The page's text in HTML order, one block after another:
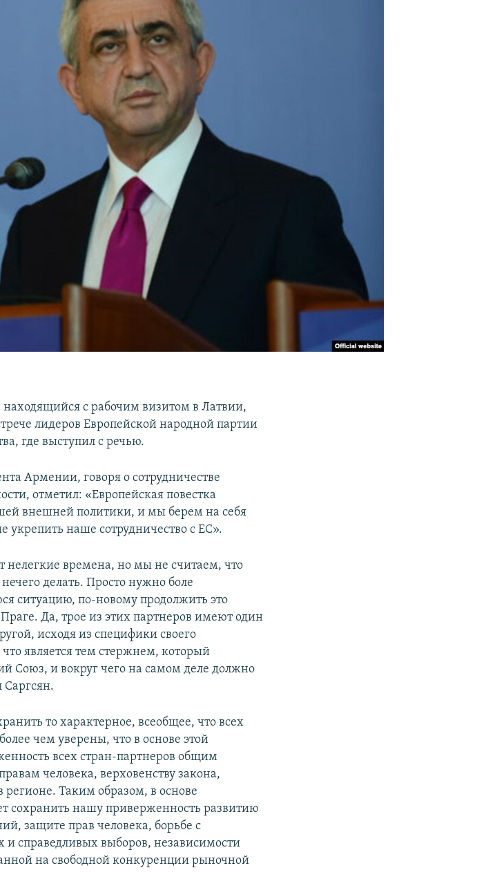
с рабочим визитом в Латвии,
лидеров Европейской народной партии
где выступил с речью.
Армении, говоря о сотрудничестве
отметил: «Европейская повестка
внешней политики, и мы берем на себя
укрепить наше сотрудничество с ЕС».
нелегкие времена, но мы не считаем, что
делать. Просто нужно боле
ситуацию, по-новому продолжить это
Да, трое из этих партнеров имеют один
исходя из специфики своего
является тем стержнем, который
Союз, и вокруг чего на самом деле должно
Саргсян.
то характерное, всеобщее, что всех
чем уверены, что в основе этой
всех стран-партнеров общим
человека, верховенству закона,
Таким образом, в основе
сохранить нашу приверженность развитию
защите прав человека, борьбе с
справедливых выборов, независимости
на свободной конкуренции рыночной